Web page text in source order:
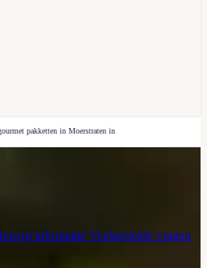
informatie Veelgestelde vragen
pakketten in Moerstraten in